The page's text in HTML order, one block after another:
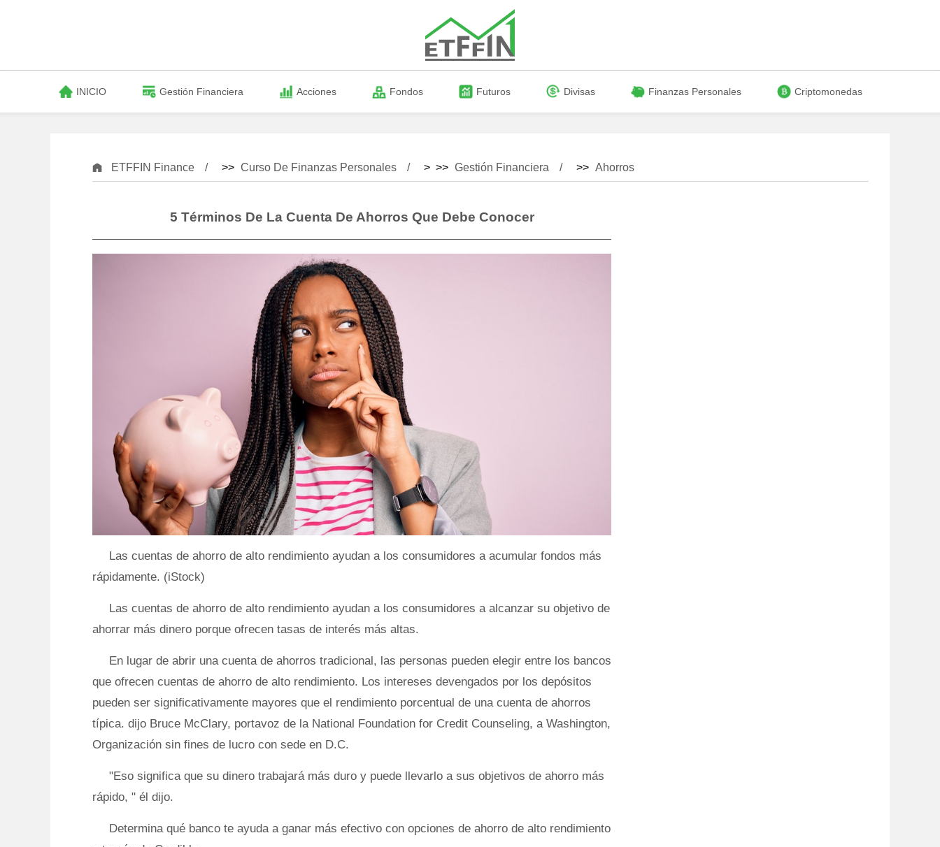
INICIO Gestión Financiera Acciones Fondos Futuros Divisas Finanzas Personales Criptomonedas
ETFFIN Finance >> Curso De Finanzas Personales > >> Gestión Financiera >> Ahorros
5 Términos De La Cuenta De Ahorros Que Debe Conocer
Las cuentas de ahorro de alto rendimiento ayudan a los consumidores a acumular fondos más
rápidamente. (iStock)
Las cuentas de ahorro de alto rendimiento ayudan a los consumidores a alcanzar su objetivo de
ahorrar más dinero porque ofrecen tasas de interés más altas.
En lugar de abrir una cuenta de ahorros tradicional, las personas pueden elegir entre los bancos
que ofrecen cuentas de ahorro de alto rendimiento. Los intereses devengados por los depósitos
pueden ser significativamente mayores que el rendimiento porcentual de una cuenta de ahorros
típica. dijo Bruce McClary, portavoz de la National Foundation for Credit Counseling, a Washington,
Organización sin fines de lucro con sede en D.C.
"Eso significa que su dinero trabajará más duro y puede llevarlo a sus objetivos de ahorro más
rápido, " él dijo.
Determina qué banco te ayuda a ganar más efectivo con opciones de ahorro de alto rendimiento